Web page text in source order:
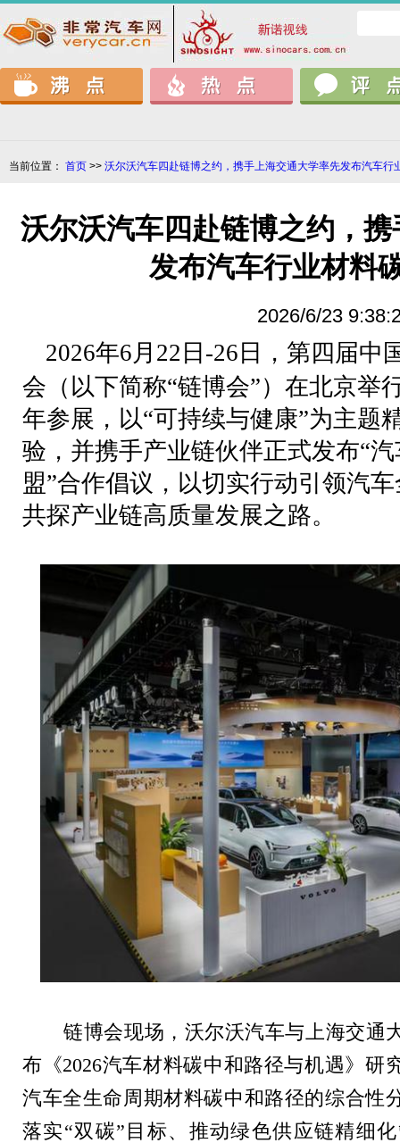
当前位置： 首页 >> 沃尔沃汽车四赴链博之约，携手上海交通大学率先发布汽车行
沃尔沃汽车四赴链博之约，
发布汽车行业材料
2026/6/23
2026年6月 22 日 -26 日，第四届中
会（以下简称“链博会”）在北京举
年参展，以“可持续与健康”为主题
验，并携手产业链伙伴正式发布“汽
盟”合作倡议，以切实行动引领汽
共探产业链高质量发展之路。
链博会现场，沃尔沃汽车与上海交通
布《2026汽车材料碳中和路径与机遇》研
汽车全生命周期材料碳中和路径的综合性
落实“双碳” 目标、推动绿色供应链精细